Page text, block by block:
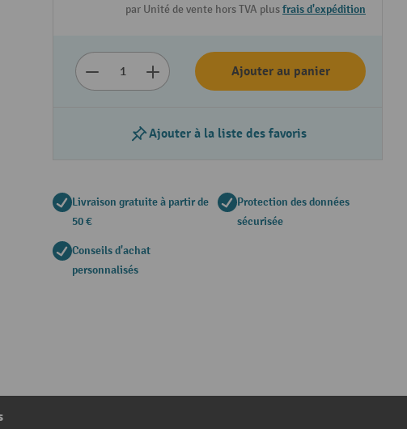
par Unité de vente hors TVA plusfrais d'expédition
Ajouter au panier
Ajouter à la liste des favoris
Livraison gratuite à partir de
50 €
Protection des données
sécurisée
Conseils d'achat
personnalisés